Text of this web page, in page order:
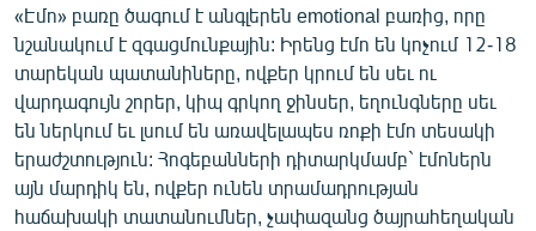
«Էմո» բառը ծագում է անգլերեն emotional բառից, որը
նշանակում է զգացմունքային: Իրենց էմո են կոչում 12-18
տարեկան պատանիները, ովքեր կրում են սեւ ու
վարդագույն շորեր, կիպ գրկող ջինսեր, եղունգները սեւ
են ներկում եւ լսում են առավելապես ռոքի էմո տեսակի
երաժշտություն: Հոգեբանների դիտարկմամբ` էմոներն
այն մարդիկ են, ովքեր ունեն տրամադրության
հաճախակի տատանումներ, չափազանց ծայրահեղական